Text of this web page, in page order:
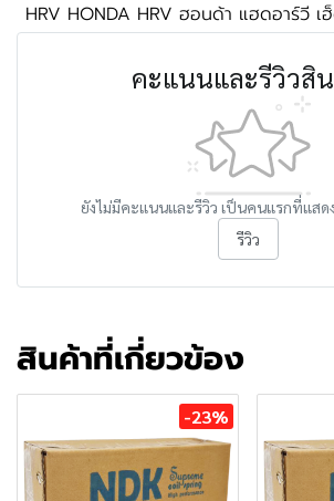
HRV HONDA HRV ฮอนด้า แฮดอาร์วี เ
คะแนนและรีวิวสิ
ยังไม่มีคะแนนและรีวิว เป็นคนแรกที่แสด
รีวิว
สินค้าที่เกี่ยวข้อง
-23%